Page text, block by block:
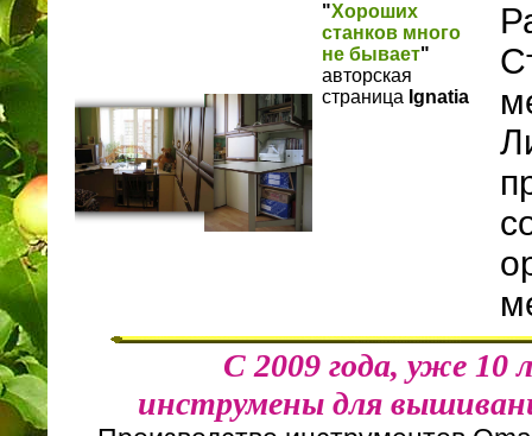
"Хороших
станков много
не бывает"
авторская
страница Ignatia
С 2009 года, уже 10
инструмены для